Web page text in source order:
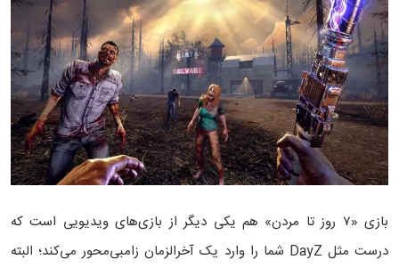
بازی «۷ روز تا مردن» هم یکی دیگر از بازی‌های ویدیویی است که
درست مثل DayZ شما را وارد یک آخرالزمان زامبی‌محور می‌کند؛ البته